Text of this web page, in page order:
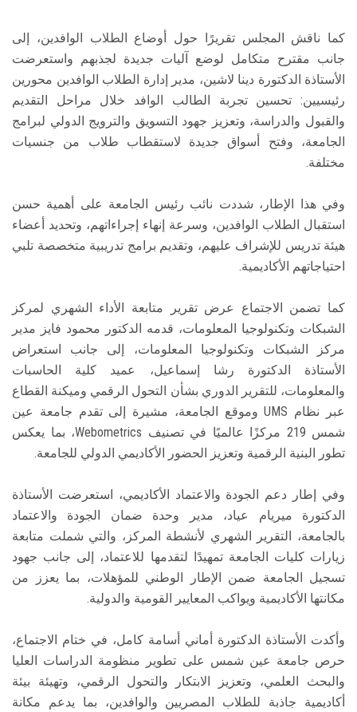
كما ناقش المجلس تقريرًا حول أوضاع الطلاب الوافدين، إلى
جانب مقترح متكامل لوضع آليات جديدة لجذبهم واستعرضت
الأستاذة الدكتورة دينا لاشين، مدير إدارة الطلاب الوافدين محورين
رئيسيين: تحسين تجربة الطالب الوافد خلال مراحل التقديم
والقبول والدراسة، وتعزيز جهود التسويق والترويج الدولي لبرامج
الجامعة، وفتح أسواق جديدة لاستقطاب طلاب من جنسيات
مختلفة.
وفي هذا الإطار، شددت نائب رئيس الجامعة على أهمية حسن
استقبال الطلاب الوافدين، وسرعة إنهاء إجراءاتهم، وتحديد أعضاء
هيئة تدريس للإشراف عليهم، وتقديم برامج تدريبية متخصصة تلبي
احتياجاتهم الأكاديمية.
كما تضمن الاجتماع عرض تقرير متابعة الأداء الشهري لمركز
الشبكات وتكنولوجيا المعلومات، قدمه الدكتور محمود فايز مدير
مركز الشبكات وتكنولوجيا المعلومات، إلى جانب استعراض
الأستاذة الدكتورة رشا إسماعيل، عميد كلية الحاسبات
والمعلومات، للتقرير الدوري بشأن التحول الرقمي وميكنة القطاع
عبر نظام UMS وموقع الجامعة، مشيرة إلى تقدم جامعة عين
شمس 219 مركزًا عالميًا في تصنيف Webometrics، بما يعكس
تطور البنية الرقمية وتعزيز الحضور الأكاديمي الدولي للجامعة.
وفي إطار دعم الجودة والاعتماد الأكاديمي، استعرضت الأستاذة
الدكتورة ميريام عياد، مدير وحدة ضمان الجودة والاعتماد
بالجامعة، التقرير الشهري لأنشطة المركز، والتي شملت متابعة
زيارات كليات الجامعة تمهيدًا لتقدمها للاعتماد، إلى جانب جهود
تسجيل الجامعة ضمن الإطار الوطني للمؤهلات، بما يعزز من
مكانتها الأكاديمية ويواكب المعايير القومية والدولية.
وأكدت الأستاذة الدكتورة أماني أسامة كامل، في ختام الاجتماع،
حرص جامعة عين شمس على تطوير منظومة الدراسات العليا
والبحث العلمي، وتعزيز الابتكار والتحول الرقمي، وتهيئة بيئة
أكاديمية جاذبة للطلاب المصريين والوافدين، بما يدعم مكانة